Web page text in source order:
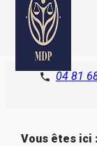
phone 04 81
Vous êtes ici :
Panneau de